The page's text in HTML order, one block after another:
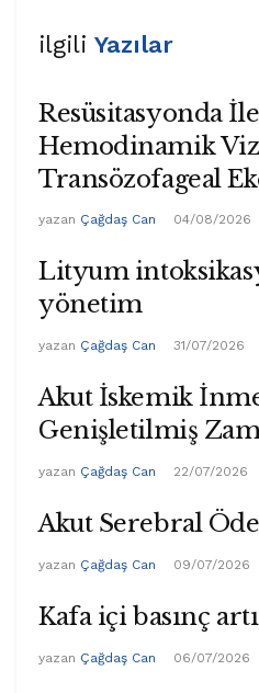
ilgili Yazılar
Resüsitasyonda
Hemodinamik
Transözofageal
yazan Çağdaş Can 04/08/2026
Lityum
yönetim
yazan Çağdaş Can 31/07/2026
Akut İskemik
Genişletilmiş
yazan Çağdaş Can 22/07/2026
Akut Serebral
yazan Çağdaş Can 09/07/2026
Kafa içi basınç
yazan Çağdaş Can 06/07/2026